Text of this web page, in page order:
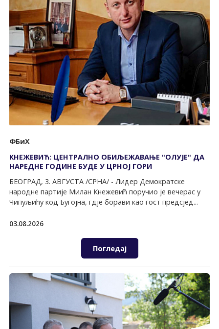
ФБиХ
КНЕЖЕВИЋ: ЦЕНТРАЛНО ОБИЉЕЖАВАЊЕ "ОЛУЈЕ" ДА
НАРЕДНЕ ГОДИНЕ БУДЕ У ЦРНОЈ ГОРИ
БЕОГРАД, 3. АВГУСТА /СРНА/ - Лидер Демократске
народне партије Милан Кнежевић поручио је вечерас у
Чипуљићу код Бугојна, гдје борави као гост предсјед...
03.08.2026
Погледај